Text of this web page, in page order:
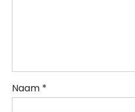
Naam *